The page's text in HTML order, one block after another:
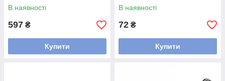
В наявності
597 ₴
Купити
В наявності
72 ₴
Купити